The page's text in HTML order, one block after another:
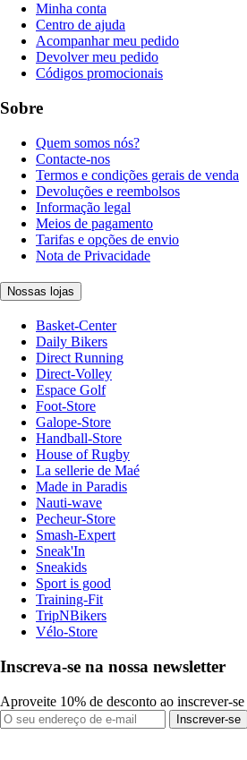
Minha conta
Centro de ajuda
Acompanhar meu pedido
Devolver meu pedido
Códigos promocionais
Sobre
Quem somos nós?
Contacte-nos
Termos e condições gerais de venda
Devoluções e reembolsos
Informação legal
Meios de pagamento
Tarifas e opções de envio
Nota de Privacidade
Nossas lojas
Basket-Center
Daily Bikers
Direct Running
Direct-Volley
Espace Golf
Foot-Store
Galope-Store
Handball-Store
House of Rugby
La sellerie de Maé
Made in Paradis
Nauti-wave
Pecheur-Store
Smash-Expert
Sneak'In
Sneakids
Sport is good
Training-Fit
TripNBikers
Vélo-Store
Inscreva-se na nossa newsletter
Aproveite 10% de desconto ao inscrever-
Inscrever-se